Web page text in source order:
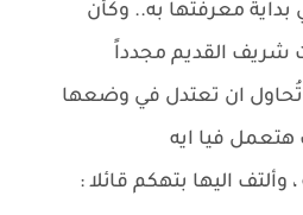
بداية معرفتها به.. وكأن
شريف القديم مجدداً
ان تعتدل في وضعها
فيا ايه
اليها بتهكم قائلا :